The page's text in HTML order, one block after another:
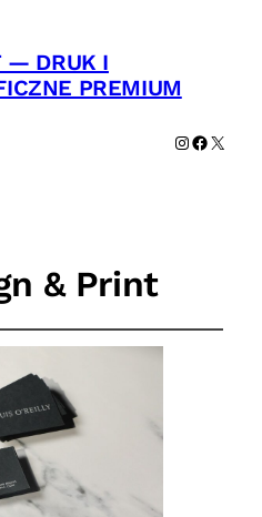
— DRUK I
PREMIUM
Instagram
X
& Print